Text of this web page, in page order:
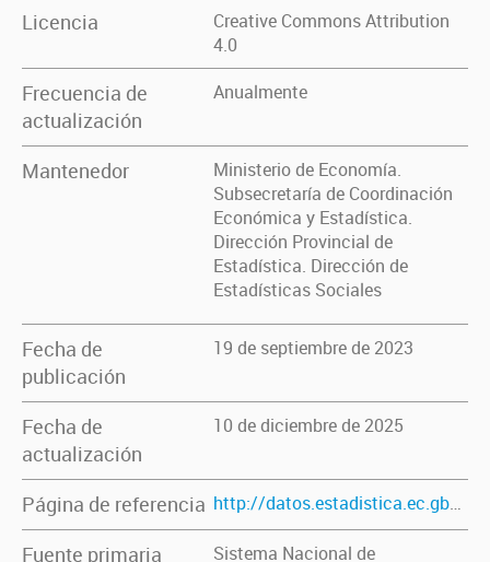
Licencia
Creative Commons Attribution
4.0
Frecuencia de
actualización
Anualmente
Mantenedor
Ministerio de Economía.
Subsecretaría de Coordinación
Económica y Estadística.
Dirección Provincial de
Estadística. Dirección de
Estadísticas Sociales
Fecha de
publicación
19 de septiembre de 2023
Fecha de
actualización
10 de diciembre de 2025
Página de referencia http://datos.estadistica.ec.gba.gov.ar/dataset/poblacion-penal-femenina-por-grupos-quinquenales-de-edad
Fuente primaria Sistema Nacional de